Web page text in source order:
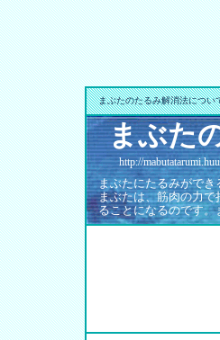
まぶたのたるみ解消法につい
まぶた
http://
まぶたにたるみができ
まぶたは、筋肉の力で
ることになるのです。